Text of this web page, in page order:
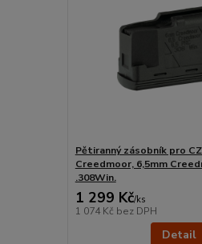
Pětiranný zásobník pro
Creedmoor, 6,5mm
.308Win.
1 299 Kč/ks
1 074 Kč bez DPH
Detail